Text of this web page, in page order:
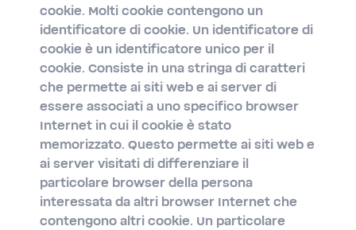
INFORMAZIONI SU BWT
CONTATTA
cookie. Molti cookie contengono un
identificatore di cookie. Un identificatore di
cookie è un identificatore unico per il
cookie. Consiste in una stringa di caratteri
che permette ai siti web e ai server di
essere associati a uno specifico browser
Internet in cui il cookie è stato
memorizzato. Questo permette ai siti web e
ai server visitati di differenziare il
particolare browser della persona
interessata da altri browser Internet che
contengono altri cookie. Un particolare